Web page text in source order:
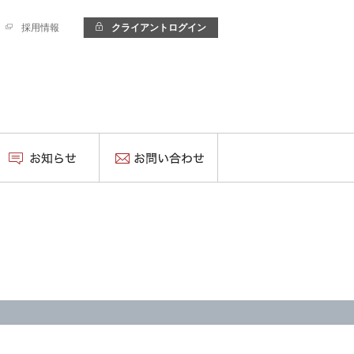
採用情報 クライアントログイン